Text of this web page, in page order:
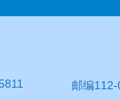
邮编